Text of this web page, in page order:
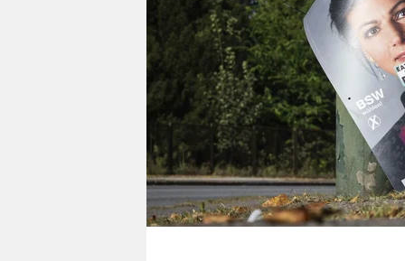
verlag
veranstaltungen
shop
fragen & hilfe
unterstützen
abo
genossenschaft